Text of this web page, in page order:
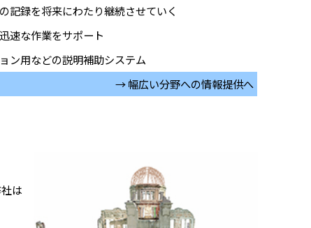
記録を将来にわたり継続させていく
速な作業をサポート
ン用などの説明補助システム
→ 幅広い分野への情報提供へ
は